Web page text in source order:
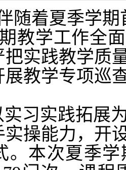
随着夏季学
教学工作全
实践教学质
教学专项巡
习实践拓展
实操能力，开
。本次夏季